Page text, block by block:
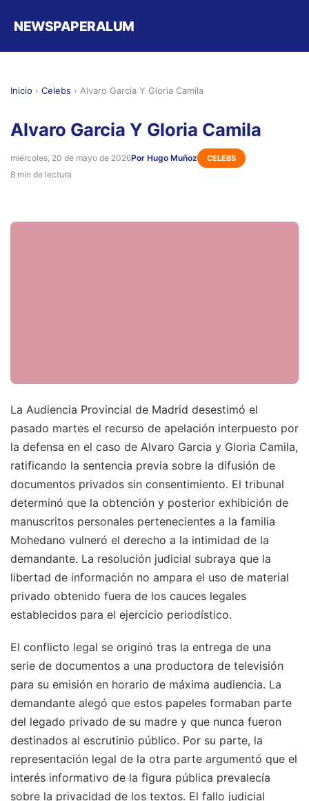
NEWSPAPERALUM
Inicio › Celebs › Alvaro Garcia Y Gloria Camila
Alvaro Garcia Y Gloria Camila
miércoles, 20 de mayo de 2026Por Hugo Muñoz CELEBS
8 min de lectura
La Audiencia Provincial de Madrid desestimó el
pasado martes el recurso de apelación interpuesto por
la defensa en el caso de Alvaro Garcia y Gloria Camila,
ratificando la sentencia previa sobre la difusión de
documentos privados sin consentimiento. El tribunal
determinó que la obtención y posterior exhibición de
manuscritos personales pertenecientes a la familia
Mohedano vulneró el derecho a la intimidad de la
demandante. La resolución judicial subraya que la
libertad de información no ampara el uso de material
privado obtenido fuera de los cauces legales
establecidos para el ejercicio periodístico.
El conflicto legal se originó tras la entrega de una
serie de documentos a una productora de televisión
para su emisión en horario de máxima audiencia. La
demandante alegó que estos papeles formaban parte
del legado privado de su madre y que nunca fueron
destinados al escrutinio público. Por su parte, la
representación legal de la otra parte argumentó que el
interés informativo de la figura pública prevalecía
sobre la privacidad de los textos. El fallo judicial